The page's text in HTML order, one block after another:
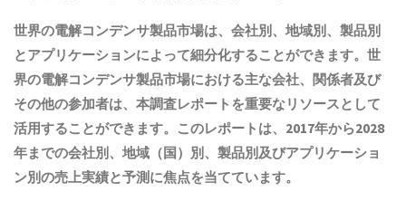
世界の電解コンデンサ製品市場は、会社別、地域別、製品別
とアプリケーションによって細分化することができます。世
界の電解コンデンサ製品市場における主な会社、関係者及び
その他の参加者は、本調査レポートを重要なリソースとして
活用することができます。このレポートは、2017年から2028
年までの会社別、地域（国）別、製品別及びアプリケーショ
ン別の売上実績と予測に焦点を当てています。